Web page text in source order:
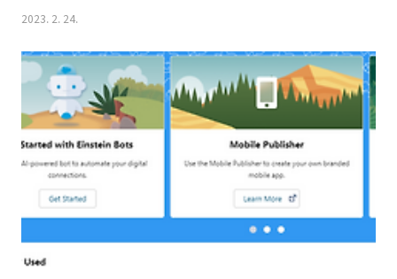
지 못했습니다. 우측 사이드 화면에 page-layout' 메뉴가 없음(강의에
는 픽리스트 생성 예시. → 선택사항의 제안, 승인, 작동 및 완성, 이 프로
젝트의 단계 추적 예정. https://kchartnews-dev-
ed.develop.lightning.force.com/lightning/setup/ObjectManager/
2023. 2. 24.